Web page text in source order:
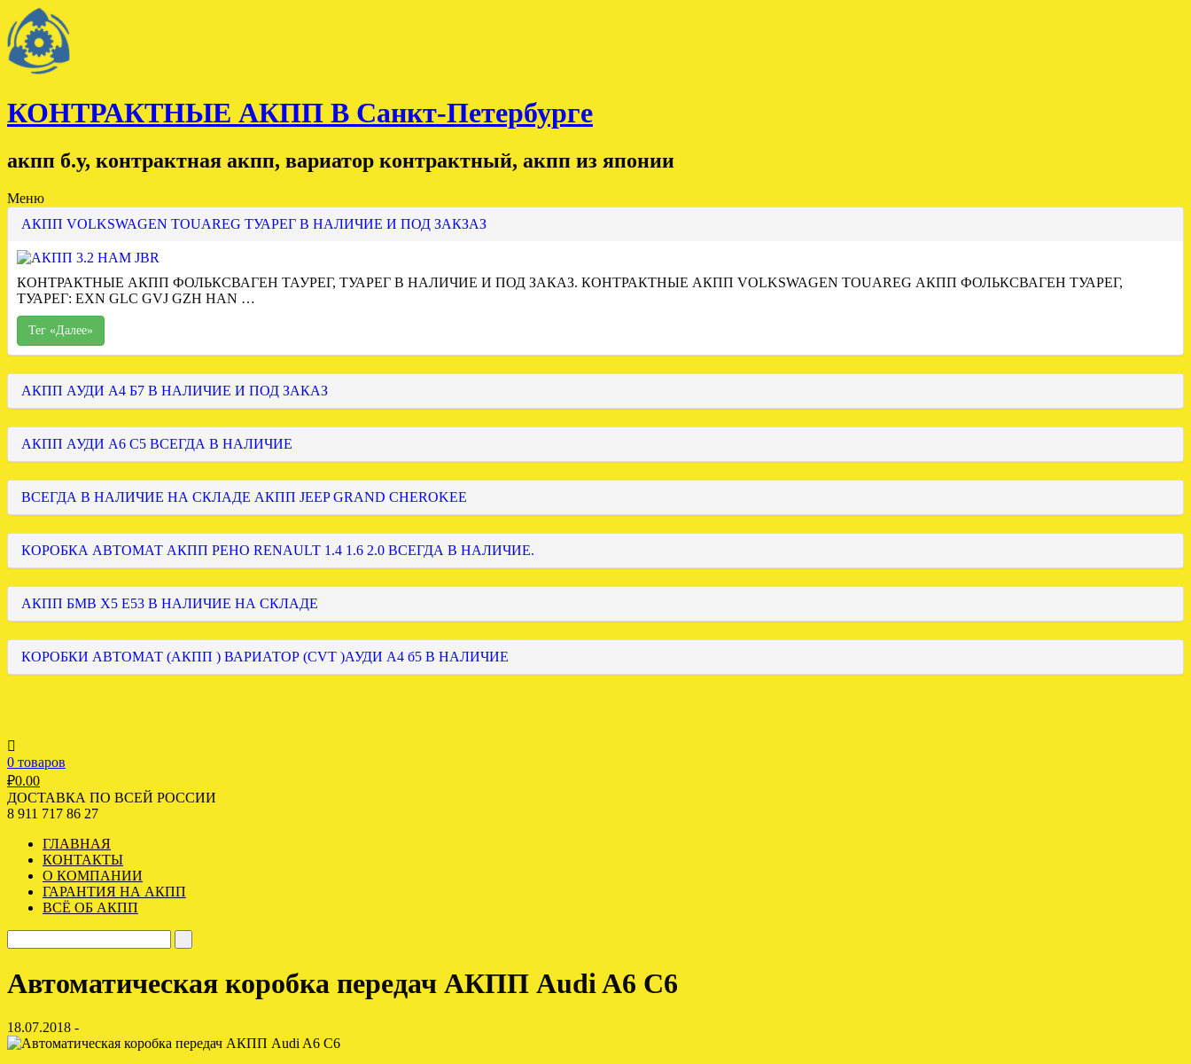
КОНТРАКТНЫЕ АКПП В Санкт-Петербурге
акпп б.у, контрактная акпп, вариатор контрактный, акпп из японии
Меню
АКПП VOLKSWAGEN TOUAREG ТУАРЕГ В НАЛИЧИЕ И ПОД ЗАКЗАЗ
КОНТРАКТНЫЕ АКПП ФОЛЬКСВАГЕН ТАУРЕГ, ТУАРЕГ В НАЛИЧИЕ И ПОД ЗАКАЗ. КОНТРАКТНЫЕ АКПП VOLKSWAGEN TOUAREG АКПП ФОЛЬКСВАГЕН ТУАРЕГ,
ТУАРЕГ: EXN GLC GVJ GZH HAN …
Тег «Далее»
АКПП АУДИ А4 Б7 В НАЛИЧИЕ И ПОД ЗАКАЗ
АКПП АУДИ А6 С5 ВСЕГДА В НАЛИЧИЕ
ВСЕГДА В НАЛИЧИЕ НА СКЛАДЕ АКПП JEEP GRAND CHEROKEE
КОРОБКА АВТОМАТ АКПП РЕНО RENAULT 1.4 1.6 2.0 ВСЕГДА В НАЛИЧИЕ.
АКПП БМВ Х5 Е53 В НАЛИЧИЕ НА СКЛАДЕ
КОРОБКИ АВТОМАТ (АКПП ) ВАРИАТОР (CVT )АУДИ А4 б5 В НАЛИЧИЕ
0 товаров
₽0.00
ДОСТАВКА ПО ВСЕЙ РОССИИ
8 911 717 86 27
ГЛАВНАЯ
КОНТАКТЫ
О КОМПАНИИ
ГАРАНТИЯ НА АКПП
ВСЁ ОБ АКПП
Автоматическая коробка передач АКПП Audi A6 C6
18.07.2018 -